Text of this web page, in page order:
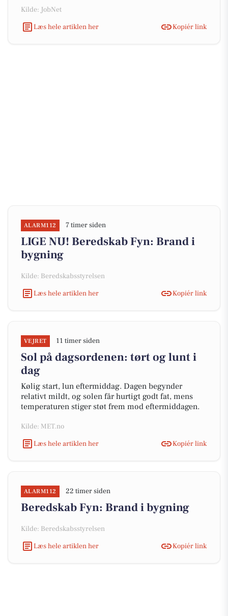
Kilde: JobNet
Læs hele artiklen her
Kopiér link
ALARM112 7 timer siden
LIGE NU! Beredskab Fyn: Brand i
bygning
Kilde: Beredskabsstyrelsen
Læs hele artiklen her
Kopiér link
VEJRET 11 timer siden
Sol på dagsordenen: tørt og lunt i
dag
Kølig start, lun eftermiddag. Dagen begynder
relativt mildt, og solen får hurtigt godt fat, mens
temperaturen stiger støt frem mod eftermiddagen.
Kilde: MET.no
Læs hele artiklen her
Kopiér link
ALARM112 22 timer siden
Beredskab Fyn: Brand i bygning
Kilde: Beredskabsstyrelsen
Læs hele artiklen her
Kopiér link